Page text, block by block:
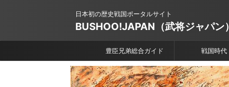
日本初の歴史戦国ポータルサイト
BUSHOO!JAPAN（武将ジャパン）
豊臣兄弟総合ガイド 戦国時代